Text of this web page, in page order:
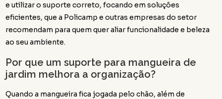
e utilizar o suporte correto, focando em soluções
eficientes, que a Policamp e outras empresas do setor
recomendam para quem quer aliar funcionalidade e beleza
ao seu ambiente.
Por que um suporte para mangueira de
jardim melhora a organização?
Quando a mangueira fica jogada pelo chão, além de